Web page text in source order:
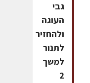
גבי
העוגה
ולהחזיר
לתנור
למשך
2